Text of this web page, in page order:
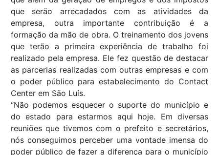
que serão arrecadados com as atividades da
empresa, outra importante contribuição é a
formação da mão de obra. O treinamento dos jovens
que terão a primeira experiência de trabalho foi
realizado pela empresa. Ele fez questão de destacar
as parcerias realizadas com outras empresas e com
o poder público para estabelecimento do Contact
Center em São Luís.
“Não podemos esquecer o suporte do município e
do estado para estarmos aqui hoje. Em diversas
reuniões que tivemos com o prefeito e secretários,
nós conseguimos perceber uma vontade imensa do
poder público de fazer a diferença para o município